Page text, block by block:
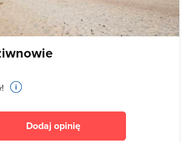
Dodaj opinię